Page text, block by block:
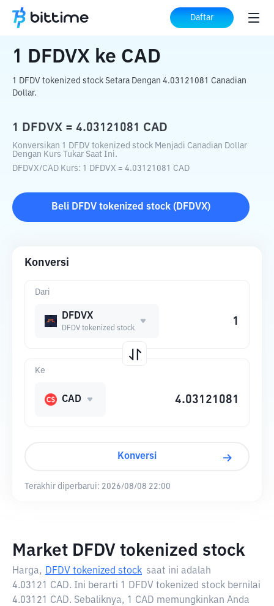
Daftar
Beranda Konverter Kripto DFDVX CAD
1 DFDVX ke CAD
1 DFDV tokenized stock Setara Dengan 4.03121081 Canadian
Dollar.
1 DFDVX = 4.03121081 CAD
Konversikan 1 DFDV tokenized stock Menjadi Canadian Dollar
Dengan Kurs Tukar Saat Ini.
DFDVX/CAD Kurs: 1 DFDVX = 4.03121081 CAD
Beli DFDV tokenized stock ( DFDVX)
Konversi
Dari
DFDVX
DFDV tokenized stock
Ke
CAD
Konversi
Terakhir diperbarui: 2026/08/08 22:00
Market DFDV tokenized stock
Harga, DFDV tokenized stock saat ini adalah
4.03121 CAD. Ini berarti 1 DFDV tokenized stock bernilai
4.03121 CAD. Sebaliknya, 1 CAD memungkinkan Anda